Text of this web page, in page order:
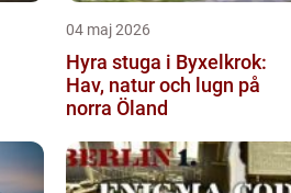
04 maj 2026
Hyra stuga i Byxelkrok:
Hav, natur och lugn på
norra Öland